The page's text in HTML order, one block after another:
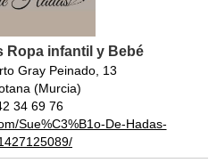
Ropa infantil y Bebé
Gray Peinado, 13
(Murcia)
34 69 76
Sue%C3%B1o-De-Hadas-